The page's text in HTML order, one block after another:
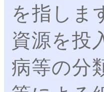
を指しま
資源を投
病等の分